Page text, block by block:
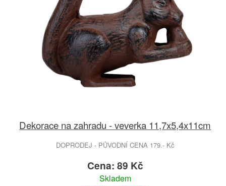
Dekorace na zahradu - veverka 11,7x5,4x11cm
DOPRODEJ - PŮVODNÍ CENA 179.- Kč
Cena: 89 Kč
Skladem